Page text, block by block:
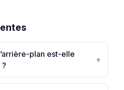
plan est-elle
▾